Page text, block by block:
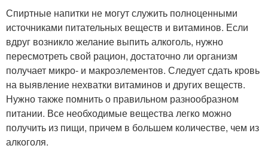
Спиртные напитки не могут служить полноценными
источниками питательных веществ и витаминов. Если
вдруг возникло желание выпить алкоголь, нужно
пересмотреть свой рацион, достаточно ли организм
получает микро- и макроэлементов. Следует сдать кровь
на выявление нехватки витаминов и других веществ.
Нужно также помнить о правильном разнообразном
питании. Все необходимые вещества легко можно
получить из пищи, причем в большем количестве, чем из
алкоголя.